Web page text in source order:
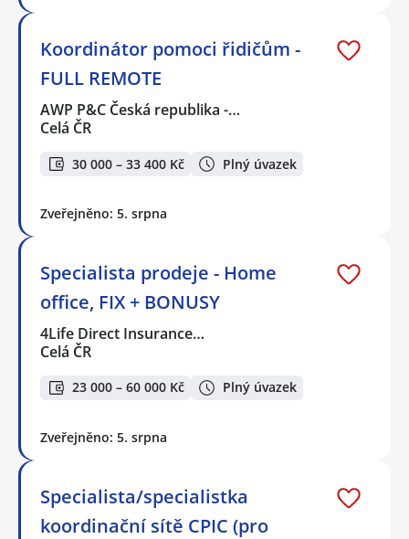
Koordinátor pomoci řidičům -
FULL REMOTE
AWP P&C Česká republika -…
Celá ČR
30 000 – 33 400 Kč Plný úvazek
Zveřejněno: 5. srpna
Specialista prodeje - Home
office, FIX + BONUSY
4Life Direct Insurance…
Celá ČR
23 000 – 60 000 Kč Plný úvazek
Zveřejněno: 5. srpna
Specialista/specialistka
koordinační sítě CPIC (pro